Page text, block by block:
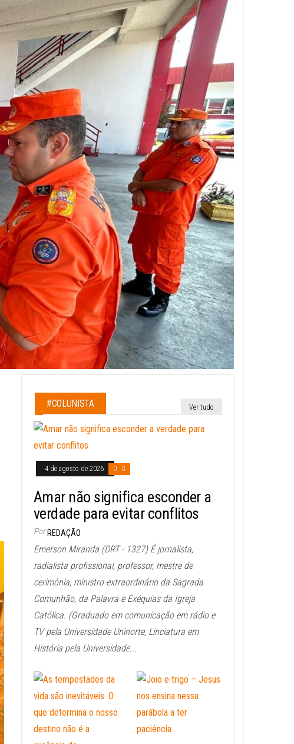
#COLUNISTA Ver tudo
4 de agosto de 2026 0
Amar não significa esconder a
verdade para evitar conflitos
Por REDAÇÃO
Emerson Miranda (DRT - 1327) É jornalista,
radialista profissional, professor, mestre de
cerimônia, ministro extraordinário da Sagrada
Comunhão, da Palavra e Exéquias da Igreja
Católica. (Graduado em comunicação em rádio e
TV pela Universidade Uninorte, Linciatura em
História pela Universidade...